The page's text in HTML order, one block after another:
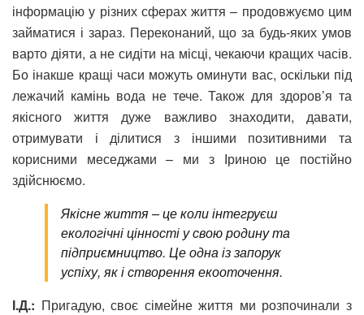
інформацію у різних сферах життя – продовжуємо цим
займатися і зараз. Переконаний, що за будь-яких умов
варто діяти, а не сидіти на місці, чекаючи кращих часів.
Бо інакше кращі часи можуть оминути вас, оскільки під
лежачий камінь вода не тече. Також для здоров’я та
якісного життя дуже важливо знаходити, давати,
отримувати і ділитися з іншими позитивними та
корисними меседжами – ми з Іриною це постійно
здійснюємо.
Якісне життя – це коли інтегруєш
екологічні цінності у свою родину та
підприємництво. Це одна із запорук
успіху, як і створення екооточення.
І.Д.: Пригадую, своє сімейне життя ми розпочинали з